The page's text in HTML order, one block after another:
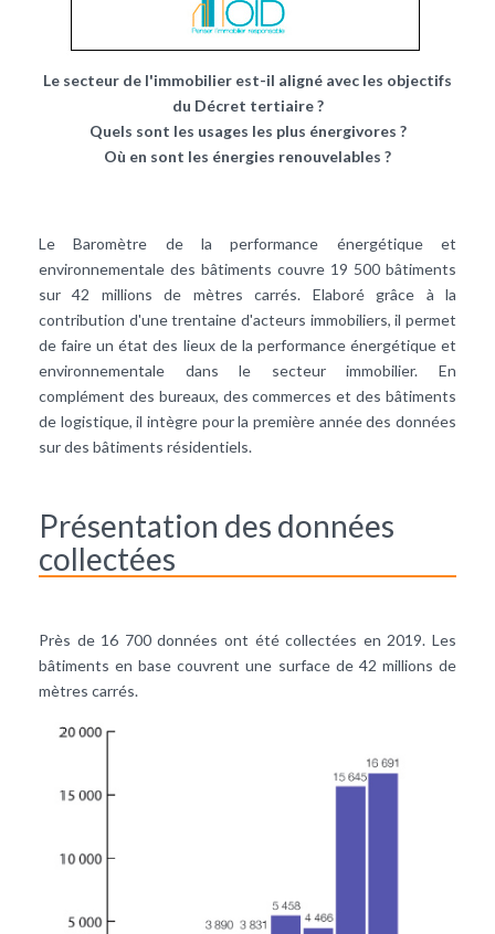
Le secteur de l'immobilier est-il aligné avec les objectifs
du Décret tertiaire ?
Quels sont les usages les plus énergivores ?
Où en sont les énergies renouvelables ?
Le Baromètre de la performance énergétique et
environnementale des bâtiments couvre 19 500 bâtiments
sur 42 millions de mètres carrés. Elaboré grâce à la
contribution d'une trentaine d'acteurs immobiliers, il permet
de faire un état des lieux de la performance énergétique et
environnementale dans le secteur immobilier. En
complément des bureaux, des commerces et des bâtiments
de logistique, il intègre pour la première année des données
sur des bâtiments résidentiels.
Présentation des données
collectées
Près de 16 700 données ont été collectées en 2019. Les
bâtiments en base couvrent une surface de 42 millions de
mètres carrés.